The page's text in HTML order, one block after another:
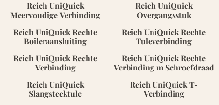
Reich UniQuick
Meervoudige Verbinding
Reich UniQuick
Overgangsstuk
Reich UniQuick Rechte
Boileraansluiting
Reich UniQuick Rechte
Tuleverbinding
Reich UniQuick Rechte
Verbinding
Reich UniQuick Rechte
Verbinding m Schroefdraad
Reich UniQuick
Slangsteektule
Reich UniQuick T-
Verbinding